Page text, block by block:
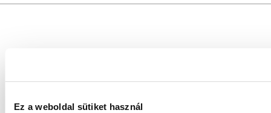
Ez a weboldal sütiket használ